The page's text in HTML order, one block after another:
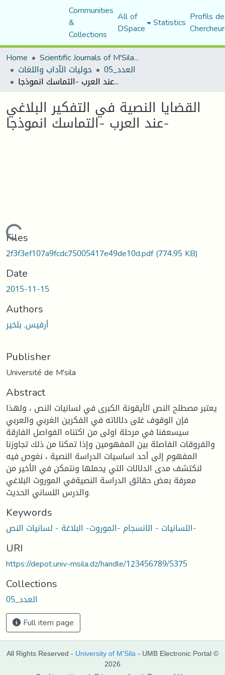
Communities
&
Collections
All of
DSpace Statistics Profils
Home
Scientific Journals of M'Sila University
حوليات الآداب واللغات العدد_05
القضايا النصية في التفكير البلاغي عند العرب -التماسك انموذجا-
القضايا النصية في التفكير البلاغي
عند العرب -التماسك انموذجا-
Loading...
Files
2f3f3ef107a9fcdc75005417e49de10d.pdf(774.95 KB)
Date
2015-11-15
Authors
أرفيس, بلخير
Publisher
Université de M'sila
Abstract
يعتبر مصطلح النص الأيقونة الكبرى في لسانيات النص ، ولهذا
فإن الوقوف غلى دلالاته في الفكرين الغربي والعربي
سيسعفنا في مرحلة اولى من اكتناه الفواصل الفارقة
والفروقات الفاصلة بين المفهومين وإذا تمكنا من ذلك تجاوزنا
المفهوم إلى أحد اساسيات الدراسة النصية ، نغوص فيه
لنكتشف مدى الدلالات التي يحملها ونتمكن في الأخير من
معرفة بعض حقائق الدراسة النصيةفي الموروث البلاغي
والدرس اللساني الحديث.
Keywords
اللسانيات - الانسجام -الموروث- البلاغة - لسانيات النص-
URI
https://depot.univ-msila.dz/handle/123456789/5375
Collections
العدد_05
Full item page
All Rights Reserved - University of M'Sila - UMB Electronic Portal ©
2026